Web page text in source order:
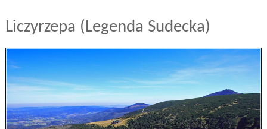
Liczyrzepa (Legenda Sudecka)